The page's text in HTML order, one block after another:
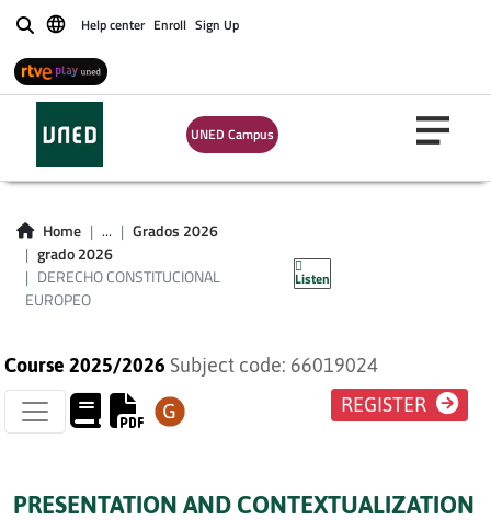
BuscarHelp center Enroll Sign Up
UNED Campus
Home ...
Grados 2026
grado 2026
DERECHO CONSTITUCIONAL
EUROPEO
Listen
DERECHO
CONSTITUCIONAL
EUROPEO
Course 2025/2026 Subject code: 66019024
REGISTER
PRESENTATION AND CONTEXTUALIZATION